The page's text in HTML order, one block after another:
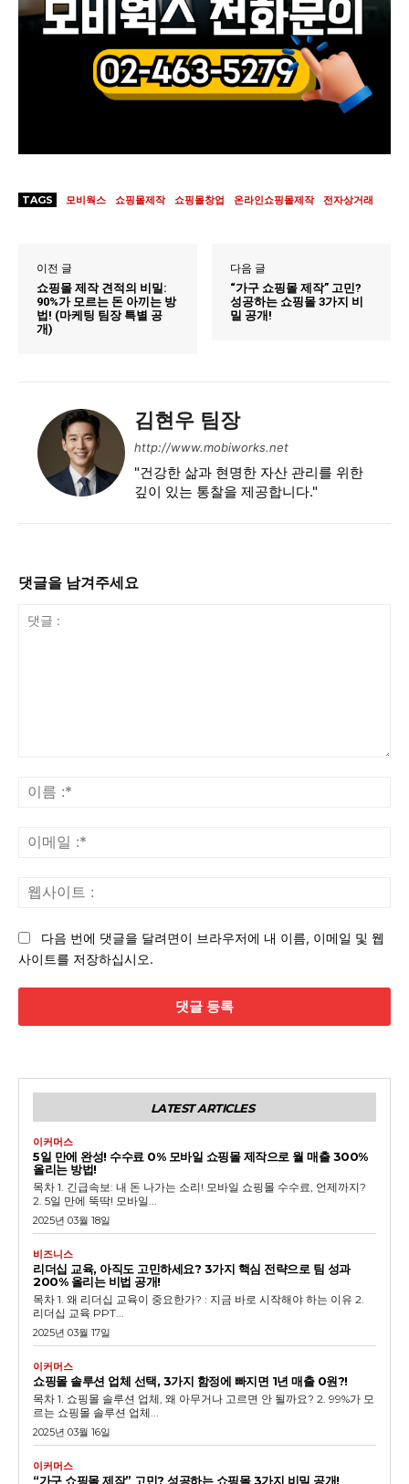
TAGS 모비웍스 쇼핑몰제작 쇼핑몰창업 온라인쇼핑몰제작 전자상거래
이전 글
쇼핑몰 제작 견적의 비밀:
90%가 모르는 돈 아끼는 방
법! (마케팅 팀장 특별 공
개)
다음 글
“가구 쇼핑몰 제작” 고민?
성공하는 쇼핑몰 3가지 비
밀 공개!
김현우 팀장
http://www.mobiworks.net
"건강한 삶과 현명한 자산 관리를 위한
깊이 있는 통찰을 제공합니다."
댓글을 남겨주세요
글
다음 번에 댓글을 달려면이 브라우저에 내 이름, 이메일 및 웹
사이트를 저장하십시오.
LATEST ARTICLES
이커머스
5일 만에 완성! 수수료 0% 모바일 쇼핑몰 제작으로 월 매출 300%
올리는 방법!
목차 1. 긴급속보: 내 돈 나가는 소리! 모바일 쇼핑몰 수수료, 언제까지?
2. 5일 만에 뚝딱! 모바일...
2025년 03월 18일
비즈니스
리더십 교육, 아직도 고민하세요? 3가지 핵심 전략으로 팀 성과
200% 올리는 비법 공개!
목차 1. 왜 리더십 교육이 중요한가? : 지금 바로 시작해야 하는 이유 2.
리더십 교육 PPT...
2025년 03월 17일
이커머스
쇼핑몰 솔루션 업체 선택, 3가지 함정에 빠지면 1년 매출 0원?!
목차 1. 쇼핑몰 솔루션 업체, 왜 아무거나 고르면 안 될까요? 2. 99%가 모
르는 쇼핑몰 솔루션 업체...
2025년 03월 16일
이커머스
“가구 쇼핑몰 제작” 고민? 성공하는 쇼핑몰 3가지 비밀 공개!